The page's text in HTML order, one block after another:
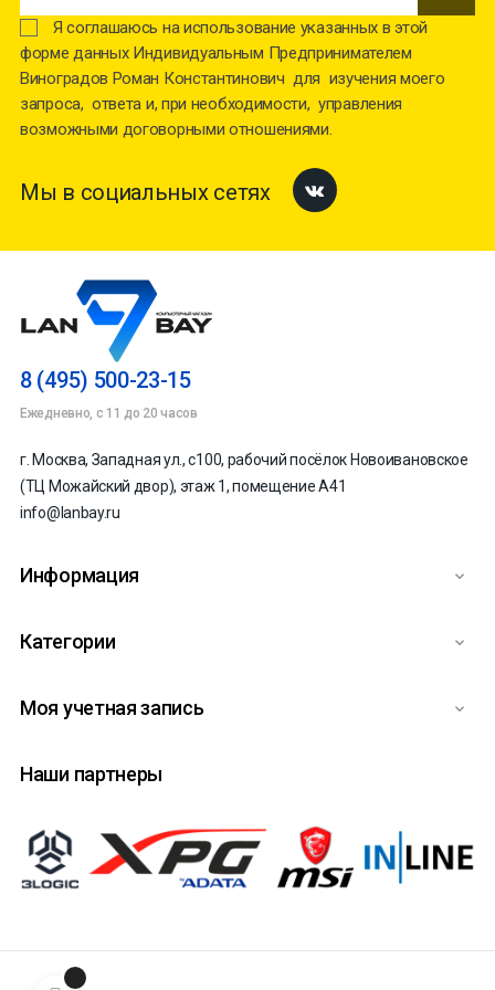
Я соглашаюсь на использование указанных в этой
форме данных Индивидуальным Предпринимателем
Виноградов Роман Константинович для изучения моего
запроса, ответа и, при необходимости, управления
возможными договорными отношениями.
Мы в социальных сетях Facebook
8 (495) 500-23-15
Ежедневно, с 11 до 20 часов
г. Москва, Западная ул., с100, рабочий посёлок Новоивановское
(ТЦ Можайский двор), этаж 1, помещение А41
info@lanbay.ru
Информация 
Категории 
Моя учетная запись 
Наши партнеры